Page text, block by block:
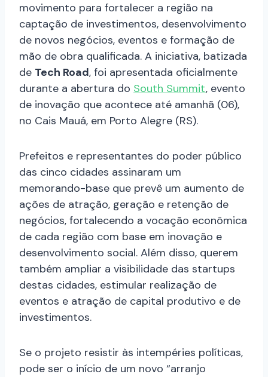
movimento para fortalecer a região na
captação de investimentos, desenvolvimento
de novos negócios, eventos e formação de
mão de obra qualificada. A iniciativa, batizada
de Tech Road, foi apresentada oficialmente
durante a abertura do South Summit, evento
de inovação que acontece até amanhã (06),
no Cais Mauá, em Porto Alegre (RS).
Prefeitos e representantes do poder público
das cinco cidades assinaram um
memorando-base que prevê um aumento de
ações de atração, geração e retenção de
negócios, fortalecendo a vocação econômica
de cada região com base em inovação e
desenvolvimento social. Além disso, querem
também ampliar a visibilidade das startups
destas cidades, estimular realização de
eventos e atração de capital produtivo e de
investimentos.
Se o projeto resistir às intempéries políticas,
pode ser o início de um novo “arranjo